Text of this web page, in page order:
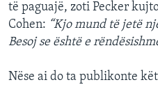
të paguajë, zoti Pecker
Cohen: “Kjo mund të jetë
Besoj se është e
Nëse ai do ta publikonte